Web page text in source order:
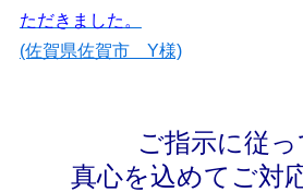
ただきました。
(佐賀県佐賀市 Y様)
ご指示に従っ
真心を込めてご対